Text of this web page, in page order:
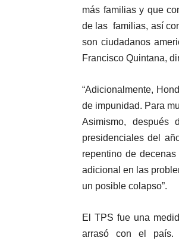
más familias y que
de las familias, así
son ciudadanos
Francisco Quintana,
“Adicionalmente,
de impunidad. Para
Asimismo, después
presidenciales del
repentino de
adicional en las
un posible colapso”.
El TPS fue una
arrasó con el país.